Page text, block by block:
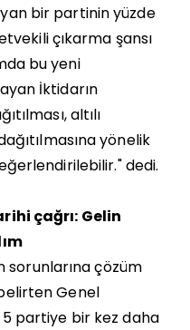
bir partinin yüzde
çıkarma şansı
bu yeni
İktidarın
altılı
yönelik
dedi.
çağrı: Gelin
sorunlarına çözüm
Genel
5 partiye bir kez daha